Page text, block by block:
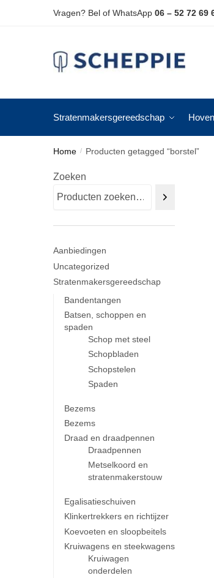
Vragen? Bel of WhatsApp 06 – 52 72 69
Stratenmakersgereedschap
Home / Producten getagged “borstel”
Zoeken
Aanbiedingen
Uncategorized
Stratenmakersgereedschap
Bandentangen
Batsen, schoppen en
spaden
Schop met steel
Schopbladen
Schopstelen
Spaden
Bezems
Bezems
Draad en draadpennen
Draadpennen
Metselkoord en
stratenmakerstouw
Egalisatieschuiven
Klinkertrekkers en richtijzer
Koevoeten en sloopbeitels
Kruiwagens en steekwagens
Kruiwagen
onderdelen